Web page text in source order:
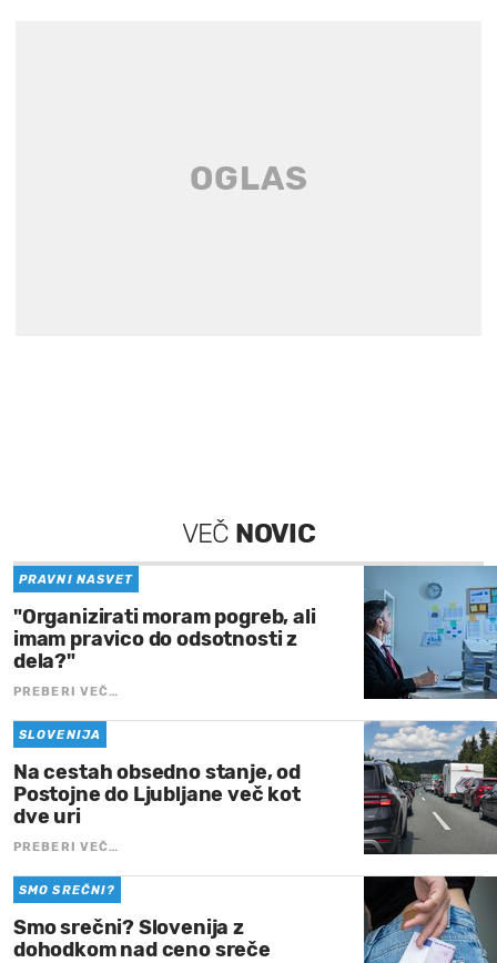
VEČ NOVIC
PRAVNI NASVET
"Organizirati moram pogreb, ali
imam pravico do odsotnosti z
dela?"
PREBERI VEČ…
SLOVENIJA
Na cestah obsedno stanje, od
Postojne do Ljubljane več kot
dve uri
PREBERI VEČ…
SMO SREČNI?
Smo srečni? Slovenija z
dohodkom nad ceno sreče